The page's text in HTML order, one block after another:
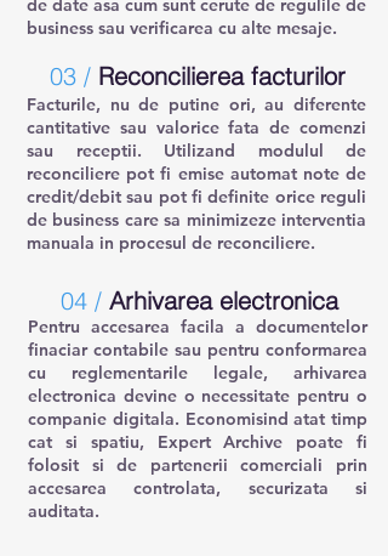
de date asa cum sunt cerute de regulile de
business sau verificarea cu alte mesaje.
03 / Reconcilierea facturilor
Facturile, nu de putine ori, au diferente
cantitative sau valorice fata de comenzi
sau receptii. Utilizand modulul de
reconciliere pot fi emise automat note de
credit/debit sau pot fi definite orice reguli
de business care sa minimizeze interventia
manuala in procesul de reconciliere.
04 / Arhivarea electronica
Pentru accesarea facila a documentelor
finaciar contabile sau pentru conformarea
cu reglementarile legale, arhivarea
electronica devine o necessitate pentru o
companie digitala. Economisind atat timp
cat si spatiu, Expert Archive poate fi
folosit si de partenerii comerciali prin
accesarea controlata, securizata si
auditata.